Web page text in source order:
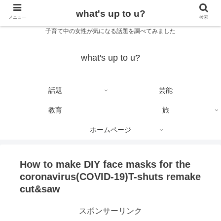
子育て中の女性が気になる話題を調べてみました
what's up to u?
話題 芸能
教育 旅
ホームページ
How to make DIY face masks for the
coronavirus(COVID-19)T-shuts remake
cut&saw
スポンサーリンク
メニュー what's up to u? 検索